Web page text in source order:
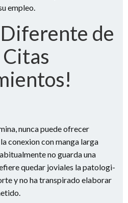
empleo.
de
nunca puede ofrecer
conexion con manga larga
no guarda una
quedar joviales la patologi­
y no ha transpirado elaborar